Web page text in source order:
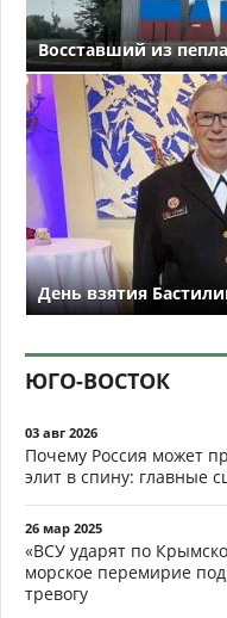
Восставший из пепла
День взятия
ЮГО-ВОСТОК
03 авг 2026
Почему Россия может
элит в спину: главные
26 мар 2025
«ВСУ ударят по
морское перемирие
тревогу